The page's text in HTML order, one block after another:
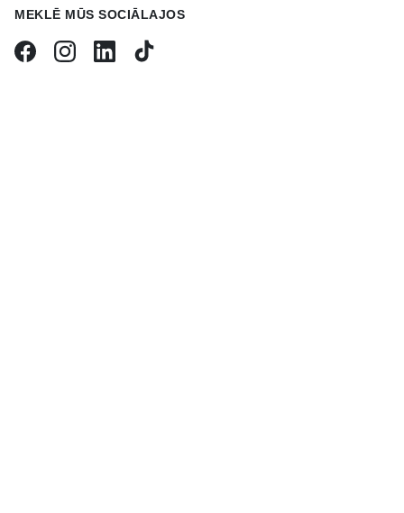
MEKLĒ MŪS SOCIĀLAJOS